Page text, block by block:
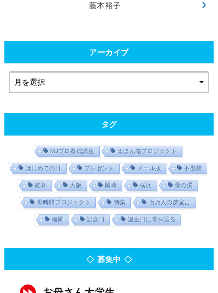
藤本裕子
アーカイブ
タグ
MJプロ養成講座 えほん箱プロジェクト
はじめての日 プレゼント メール版 不登校
乾杯 大阪 岡崎 横浜 母の湯
母時間プロジェクト 特集 百万人の夢宣言
福岡 記念日 誕生日に母を語る
◇ 募集中 ◇